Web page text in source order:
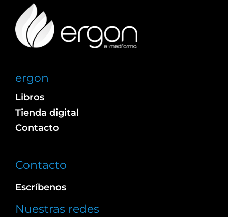
ergon
Libros
Tienda digital
Contacto
Contacto
Escríbenos
Nuestras redes